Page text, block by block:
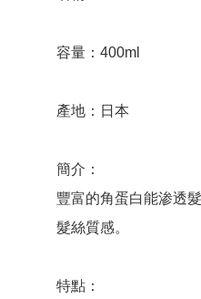
容量：400ml
產地：日本
簡介：
豐富的角蛋白能渗透
髮絲質感。
特點：